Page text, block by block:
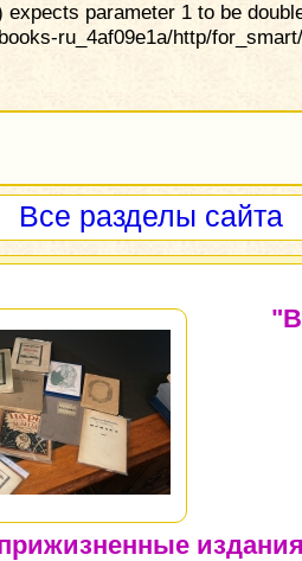
expects parameter 1 to be
ru_4af09e1a/http/
Все разделы сайта